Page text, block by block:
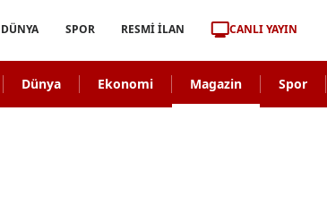
DÜNYA SPOR RESMİ İLAN CANLI YAYIN
Dünya Ekonomi Magazin Spor